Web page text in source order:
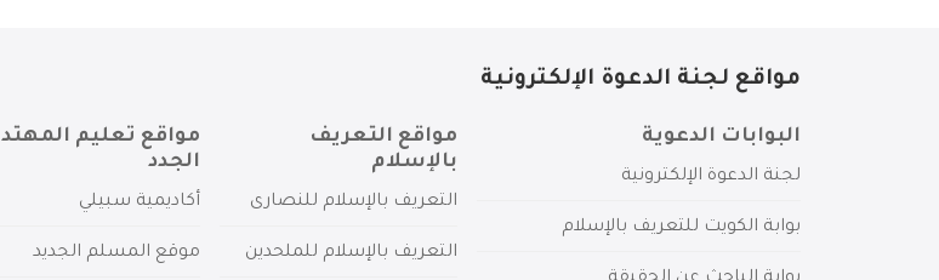
مواقع لجنة الدعوة الإلكترونية
البوابات الدعوية
لجنة الدعوة الإلكترونية
بوابة الكويت للتعريف بالإسلام
مواقع التعريف
بالإسلام
التعريف بالإسلام للنصارى
التعريف بالإسلام للملحدين
مواقع تعليم
الجدد
أكاديمية سبيلي
موقع المسلم الجديد